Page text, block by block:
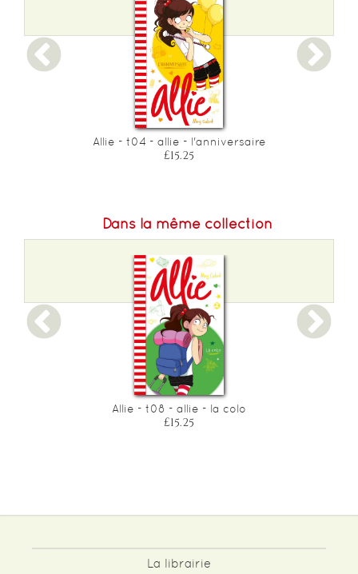
Allie - t04 - allie - l'anniversaire
£15.25
Dans la même collection
Allie - t08 - allie - la colo
£15.25
La librairie